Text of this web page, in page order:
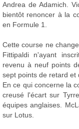
Andrea de Adamich.
bientôt renoncer à la
en Formule 1.
Cette course ne
Fittipaldi n'ayant
revenu à neuf points
sept points de retard et
En ce qui concerne la
creusé l'écart sur
équipes anglaises.
sur Lotus.